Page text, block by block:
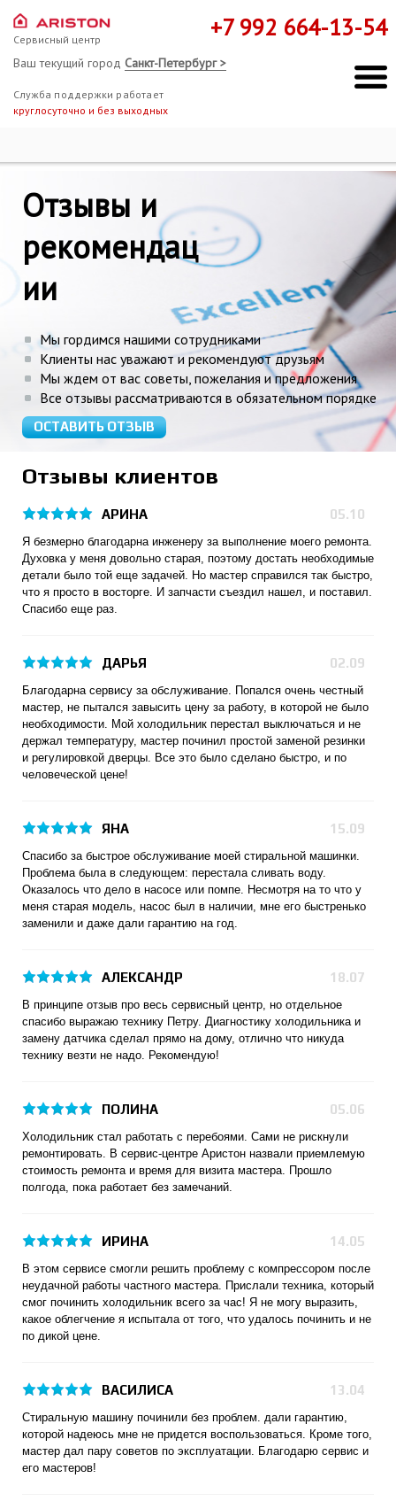
Сервисный центр
Ваш текущий город Санкт-Петербург >
Служба поддержки работает
круглосуточно и без выходных
+7 992 664-13-54
Отзывы и
рекомендац
ии
Мы гордимся нашими сотрудниками
Клиенты нас уважают и рекомендуют друзьям
Мы ждем от вас советы, пожелания и предложения
Все отзывы рассматриваются в обязательном порядке
ОСТАВИТЬ ОТЗЫВ
Отзывы клиентов
АРИНА 05.10
Я безмерно благодарна инженеру за выполнение моего ремонта.
Духовка у меня довольно старая, поэтому достать необходимые
детали было той еще задачей. Но мастер справился так быстро,
что я просто в восторге. И запчасти съездил нашел, и поставил.
Спасибо еще раз.
ДАРЬЯ 02.09
Благодарна сервису за обслуживание. Попался очень честный
мастер, не пытался завысить цену за работу, в которой не было
необходимости. Мой холодильник перестал выключаться и не
держал температуру, мастер починил простой заменой резинки
и регулировкой дверцы. Все это было сделано быстро, и по
человеческой цене!
ЯНА 15.09
Спасибо за быстрое обслуживание моей стиральной машинки.
Проблема была в следующем: перестала сливать воду.
Оказалось что дело в насосе или помпе. Несмотря на то что у
меня старая модель, насос был в наличии, мне его быстренько
заменили и даже дали гарантию на год.
АЛЕКСАНДР 18.07
В принципе отзыв про весь сервисный центр, но отдельное
спасибо выражаю технику Петру. Диагностику холодильника и
замену датчика сделал прямо на дому, отлично что никуда
технику везти не надо. Рекомендую!
ПОЛИНА 05.06
Холодильник стал работать с перебоями. Сами не рискнули
ремонтировать. В сервис-центре Аристон назвали приемлемую
стоимость ремонта и время для визита мастера. Прошло
полгода, пока работает без замечаний.
ИРИНА 14.05
В этом сервисе смогли решить проблему с компрессором после
неудачной работы частного мастера. Прислали техника, который
смог починить холодильник всего за час! Я не могу выразить,
какое облегчение я испытала от того, что удалось починить и не
по дикой цене.
ВАСИЛИСА 13.04
Стиральную машину починили без проблем. дали гарантию,
которой надеюсь мне не придется воспользоваться. Кроме того,
мастер дал пару советов по эксплуатации. Благодарю сервис и
его мастеров!